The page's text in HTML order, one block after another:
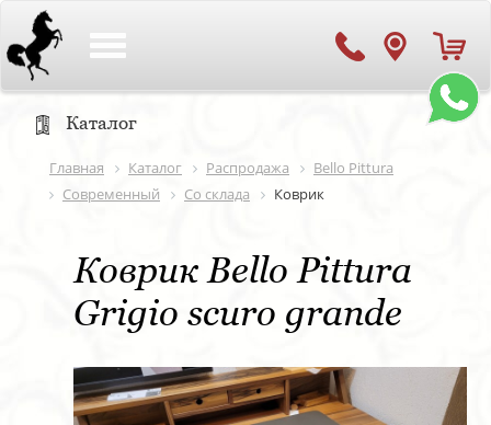
Каталог
Главная Каталог Распродажа
Bello Pittura
Современный
Со склада Коврик
Коврик Bello Pittura
Grigio scuro grande